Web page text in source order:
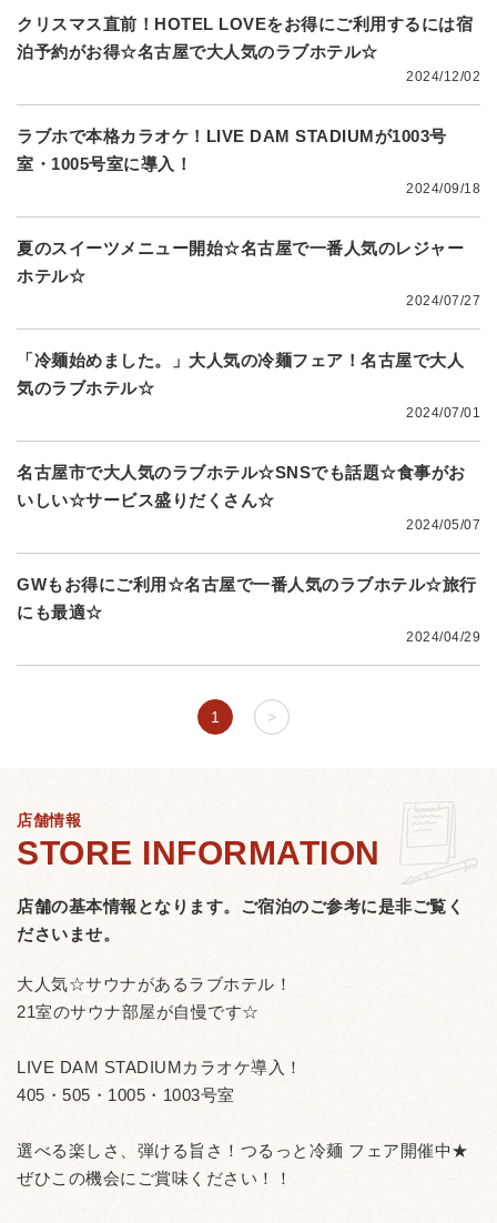
クリスマス直前！HOTEL LOVEをお得にご利用するには宿
泊予約がお得☆名古屋で大人気のラブホテル☆
2024/12/02
ラブホで本格カラオケ！LIVE DAM STADIUMが1003号
室・1005号室に導入！
2024/09/18
夏のスイーツメニュー開始☆名古屋で一番人気のレジャー
ホテル☆
2024/07/27
「冷麺始めました。」大人気の冷麺フェア！名古屋で大人
気のラブホテル☆
2024/07/01
名古屋市で大人気のラブホテル☆SNSでも話題☆食事がお
いしい☆サービス盛りだくさん☆
2024/05/07
GWもお得にご利用☆名古屋で一番人気のラブホテル☆旅行
にも最適☆
2024/04/29
1 >
店舗情報
店舗の基本情報となります。 ご宿泊のご参考に是非ご覧く
ださいませ。
大人気☆サウナがあるラブホテル！
21室のサウナ部屋が自慢です☆
LIVE DAM STADIUMカラオケ導入！
405・505・1005・1003号室
選べる楽しさ、弾ける旨さ！つるっと冷麺 フェア開催中★
ぜひこの機会にご賞味ください！！